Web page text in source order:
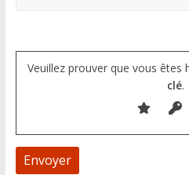
Veuillez prouver que vous êtes
clé.